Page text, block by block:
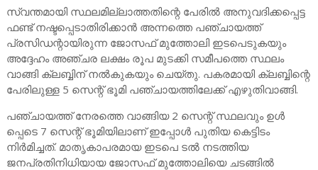
സ്വന്തമായി സ്ഥലമില്ലാത്തതിന്റെ പേരിൽ അനുവദിക്കപ്പെട്ട
ഫണ്ട് നഷ്ടപ്പെടാതിരിക്കാൻ അന്നത്തെ പഞ്ചായത്ത്
പ്രസിഡന്റായിരുന്ന ജോസഫ് മുത്തോലി ഇടപെടുകയും
അദ്ദേഹം അഞ്ചര ലക്ഷം രൂപ മുടക്കി സമീപത്തെ സ്ഥലം
വാങ്ങി ക്ലബ്ബിന് നൽകുകയും ചെയ്തു. പകരമായി ക്ലബ്ബിന്റെ
പേരിലുള്ള 5 സെന്റ് ഭൂമി പഞ്ചായത്തിലേക്ക് എഴുതിവാങ്ങി.
പഞ്ചായത്ത് നേരത്തെ വാങ്ങിയ 2 സെന്റ് സ്ഥലവും ഉൾ
പ്പെടെ 7 സെന്റ് ഭൂമിയിലാണ് ഇപ്പോൾ പുതിയ കെട്ടിടം
നിർമിച്ചത്. മാതൃകാപരമായ ഇടപെ ടൽ നടത്തിയ
ജനപ്രതിനിധിയായ ജോസഫ് മുത്തോലിയെ ചടങ്ങിൽ